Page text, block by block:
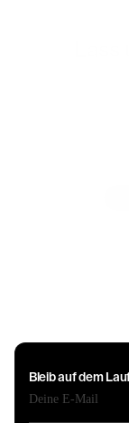
Bleib auf dem